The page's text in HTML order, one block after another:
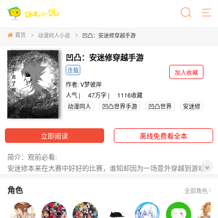
首页 动漫同人小说 凹凸：安迷修穿越手游
凹凸：安迷修穿越手游
连载
加入收藏
作者:V梦彼岸
人气 |
47万字 | 1116收藏
动漫同人
凹凸世界手游 凹凸世界 安迷修
立即阅读 离线免费看全本
简介：观前必看:
安迷修本来在大赛中好好的比赛，谁知却因为一场意外穿越到游戏
老福特别名《【凹凸/安迷修】穿越回来居然还要强迫我成神》
作品进度:
穿越线 1-67(已完结)
角色 全部角色